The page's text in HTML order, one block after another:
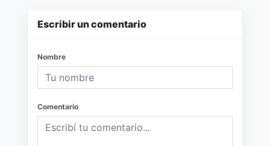
Escribir un comentario
Nombre
Comentario